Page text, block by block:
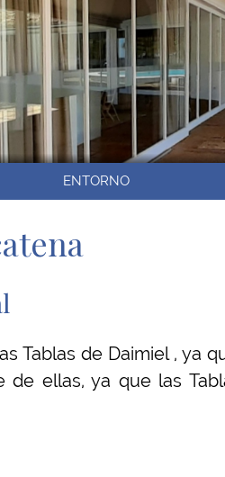
ENTORNO
Tablas de Daimiel , ya
ellas, ya que las